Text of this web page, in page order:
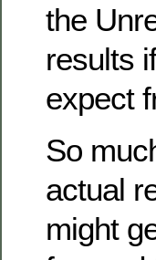
the
results
expect
So
actual
might